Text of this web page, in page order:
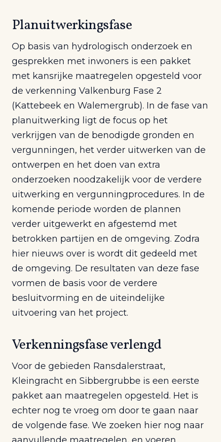
Planuitwerkingsfase
Op basis van hydrologisch onderzoek en
gesprekken met inwoners is een pakket
met kansrijke maatregelen opgesteld voor
de verkenning Valkenburg Fase 2
(Kattebeek en Walemergrub). In de fase van
planuitwerking ligt de focus op het
verkrijgen van de benodigde gronden en
vergunningen, het verder uitwerken van de
ontwerpen en het doen van extra
onderzoeken noodzakelijk voor de verdere
uitwerking en vergunningprocedures. In de
komende periode worden de plannen
verder uitgewerkt en afgestemd met
betrokken partijen en de omgeving. Zodra
hier nieuws over is wordt dit gedeeld met
de omgeving. De resultaten van deze fase
vormen de basis voor de verdere
besluitvorming en de uiteindelijke
uitvoering van het project.
Verkenningsfase verlengd
Voor de gebieden Ransdalerstraat,
Kleingracht en Sibbergrubbe is een eerste
pakket aan maatregelen opgesteld. Het is
echter nog te vroeg om door te gaan naar
de volgende fase. We zoeken hier nog naar